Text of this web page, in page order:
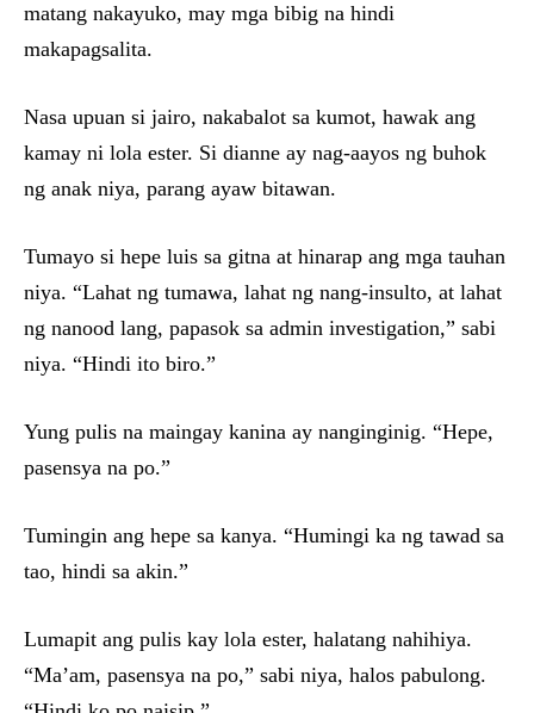
matang nakayuko, may mga bibig na hindi
makapagsalita.
Nasa upuan si jairo, nakabalot sa kumot, hawak ang
kamay ni lola ester. Si dianne ay nag-aayos ng buhok
ng anak niya, parang ayaw bitawan.
Tumayo si hepe luis sa gitna at hinarap ang mga tauhan
niya. “Lahat ng tumawa, lahat ng nang-insulto, at lahat
ng nanood lang, papasok sa admin investigation,” sabi
niya. “Hindi ito biro.”
Yung pulis na maingay kanina ay nanginginig. “Hepe,
pasensya na po.”
Tumingin ang hepe sa kanya. “Humingi ka ng tawad sa
tao, hindi sa akin.”
Lumapit ang pulis kay lola ester, halatang nahihiya.
“Ma’am, pasensya na po,” sabi niya, halos pabulong.